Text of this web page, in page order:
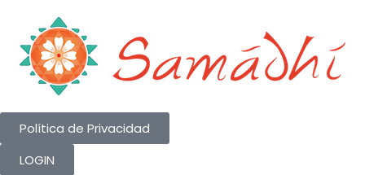
content
Política de Privacidad
LOGIN